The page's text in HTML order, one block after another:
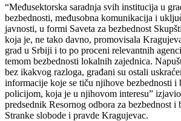
“Međusektorska saradnja svih institucija u
bezbednosti, međusobna komunikacija i
javnosti, u formi Saveta za bezbednost
koja je, ne tako davno, promovisala
grad u Srbiji i to po proceni relevantnih
temom bezbednosti lokalnih zajednica.
bez ikakvog razloga, građani su ostali
informacije koje se tiču njihove bezbednosti i
policijom, koja je u njihovom interesu”
predsednik Resornog odbora za bezbednost
Stranke slobode i pravde Kragujevac.